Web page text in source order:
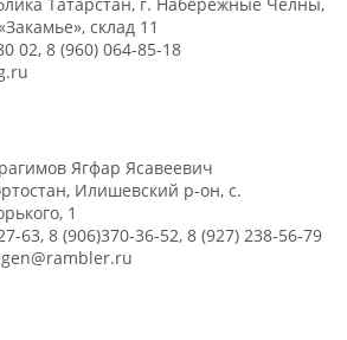
склад 11
02, 8 (960) 064-85-18
Ягфар Ясавеевич
Илишевский р-он, с.
1
63, 8 (906)370-36-52, 8 (927) 238-56-79